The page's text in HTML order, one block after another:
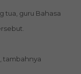
tua, guru Bahasa
tambahnya